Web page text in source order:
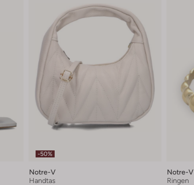
-50%
Notre-V
Handtas
Notre-V
Ringen